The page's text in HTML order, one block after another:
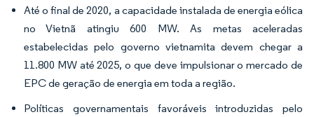
Até o final de 2020, a capacidade instalada de energia eólica
no Vietnã atingiu 600 MW. As metas aceleradas
estabelecidas pelo governo vietnamita devem chegar a
11.800 MW até 2025, o que deve impulsionar o mercado de
EPC de geração de energia em toda a região.
Políticas governamentais favoráveis introduzidas pelo